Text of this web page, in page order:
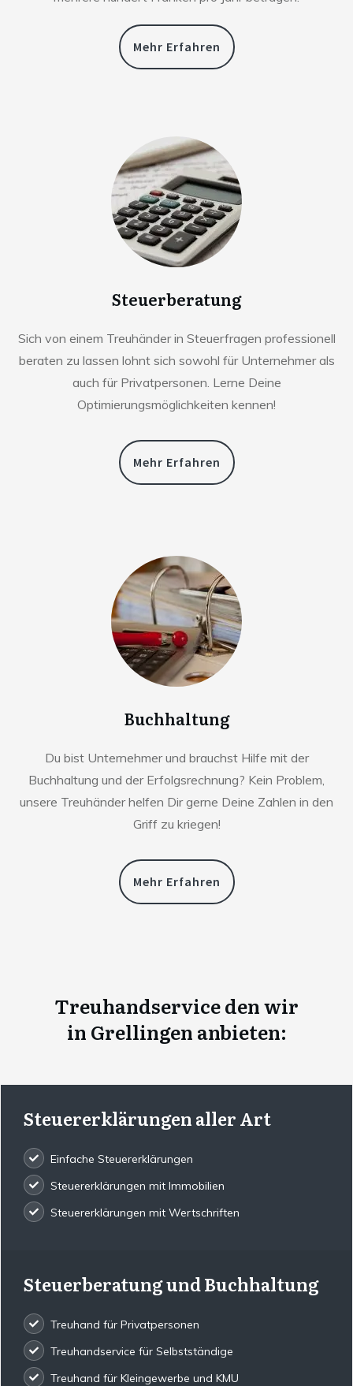
Mehr Erfahren
Steuerberatung
Sich von einem Treuhänder in Steuerfragen professionell
beraten zu lassen lohnt sich sowohl für Unternehmer als
auch für Privatpersonen. Lerne Deine
Optimierungsmöglichkeiten kennen!
Mehr Erfahren
Buchhaltung
Du bist Unternehmer und brauchst Hilfe mit der
Buchhaltung und der Erfolgsrechnung? Kein Problem,
unsere Treuhänder helfen Dir gerne Deine Zahlen in den
Griff zu kriegen!
Mehr Erfahren
Treuhandservice den wir
in Grellingen anbieten:
Steuererklärungen aller Art
Einfache Steuererklärungen
Steuererklärungen mit Immobilien
Steuererklärungen mit Wertschriften
Steuerberatung und Buchhaltung
Treuhand für Privatpersonen
Treuhandservice für Selbstständige
Treuhand für Kleingewerbe und KMU